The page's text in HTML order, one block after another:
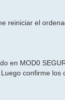
reiniciar el
en MOD0
confirme los